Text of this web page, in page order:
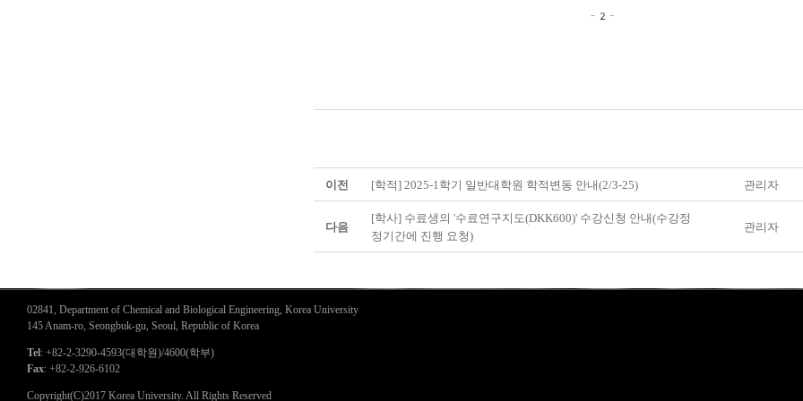
이전 [학적] 2025-1학기 일반대학원 학적변동 안내(2/3-25) 관리자
다음
[학사] 수료생의 '수료연구지도(DKK600)' 수강신청 안내(수강정
정기간에 진행 요청)
관리자
02841, Department of Chemical and Biological Engineering, Korea University
145 Anam-ro, Seongbuk-gu, Seoul, Republic of Korea
Tel: +82-2-3290-4593(대학원)/4600(학부)
Fax: +82-2-926-6102
Copyright(C)2017 Korea University. All Rights Reserved